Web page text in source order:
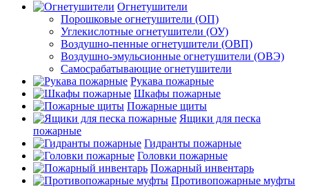
Огнетушители
Порошковые огнетушители (ОП)
Углекислотные огнетушители (ОУ)
Воздушно-пенные огнетушители (ОВП)
Воздушно-эмульсионные огнетушители (ОВЭ)
Самосрабатывающие огнетушители
Рукава пожарные
Шкафы пожарные
Пожарные щиты
Ящики для песка
пожарные
Гидранты пожарные
Головки пожарные
Пожарный инвентарь
Противопожарные муфты